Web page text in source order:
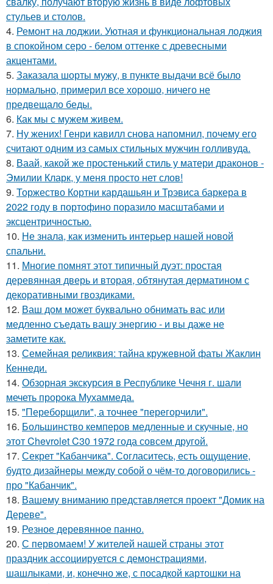
стульев и столов.
4. Ремонт на лоджии. Уютная и функциональная лоджия
в спокойном серо - белом оттенке с древесными
акцентами.
5. Заказала шорты мужу, в пункте выдачи всё было
нормально, примерил все хорошо, ничего не
предвещало беды.
6. Как мы с мужем живем.
7. Ну жених! Генри кавилл снова напомнил, почему его
считают одним из самых стильных мужчин голливуда.
8. Ваай, какой же простенький стиль у матери драконов -
Эмилии Кларк, у меня просто нет слов!
9. Торжество Кортни кардашьян и Трэвиса баркера в
2022 году в портофино поразило масштабами и
эксцентричностью.
10. Не знала, как изменить интерьер нашей новой
спальни.
11. Многие помнят этот типичный дуэт: простая
деревянная дверь и вторая, обтянутая дерматином с
декоративными гвоздиками.
12. Ваш дом может буквально обнимать вас или
медленно съедать вашу энергию - и вы даже не
заметите как.
13. Семейная реликвия: тайна кружевной фаты Жаклин
Кеннеди.
14. Обзорная экскурсия в Республике Чечня г. шали
мечеть пророка Мухаммеда.
15. "Переборщили", а точнее "перегорчили".
16. Большинство кемперов медленные и скучные, но
этот Chevrolet C30 1972 года совсем другой.
17. Секрет "Кабанчика". Согласитесь, есть ощущение,
будто дизайнеры между собой о чём-то договорились -
про "Кабанчик".
18. Вашему вниманию представляется проект "Домик на
Дереве".
19. Резное деревянное панно.
20. С первомаем! У жителей нашей страны этот
праздник ассоциируется с демонстрациями,
шашлыками, и, конечно же, с посадкой картошки на